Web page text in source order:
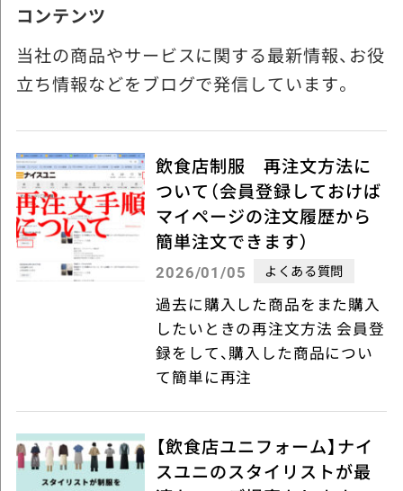
コンテンツ
当社の商品やサービスに関する最新情報、お役
立ち情報などをブログで発信しています。
飲食店制服 再注文方法に
ついて（会員登録しておけば
マイページの注文履歴から
簡単注文できます）
2026/01/05 よくある質問
過去に購入した商品をまた購入
したいときの再注文方法 会員登
録をして、購入した商品につい
て簡単に再注
【飲食店ユニフォーム】ナイ
スユニのスタイリストが最